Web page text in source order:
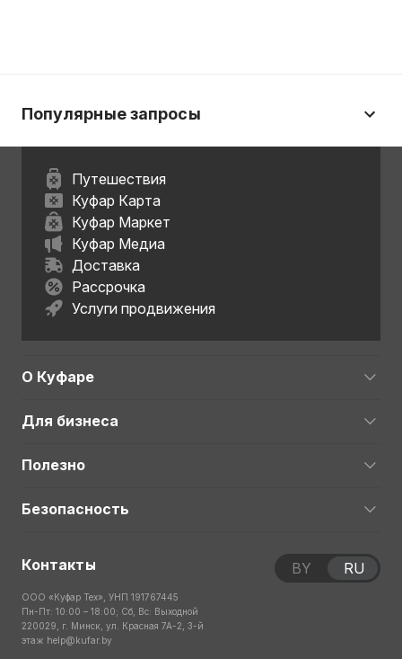
Популярные запросы
Путешествия
Куфар Карта
Куфар Маркет
Куфар Медиа
Доставка
Рассрочка
Услуги продвижения
О Куфаре
Для бизнеса
Полезно
Безопасность
Контакты
ООО «Куфар Тех», УНП 191767445
Пн-Пт: 10:00 – 18:00; Сб, Вс: Выходной
220029, г. Минск, ул. Красная 7А-2, 3-й
этаж help@kufar.by
BY RU